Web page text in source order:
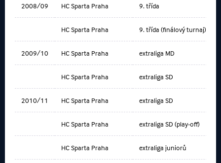
2008/09 HC Sparta Praha 9. třída
HC Sparta Praha 9. třída (finálový turnaj)
2009/10 HC Sparta Praha extraliga MD
HC Sparta Praha extraliga SD
2010/11 HC Sparta Praha extraliga SD
HC Sparta Praha extraliga SD (play-off)
HC Sparta Praha extraliga juniorů